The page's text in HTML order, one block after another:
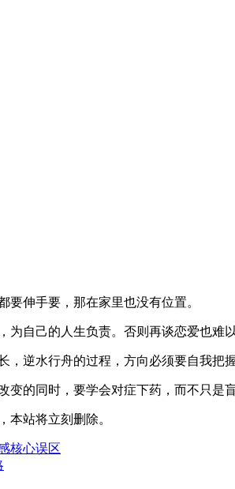
伸手要，那在家里也没有位置。
为自己的人生负责。否则再谈恋爱也难
，逆水行舟的过程，方向必须要自我把
变的同时，要学会对症下药，而不只是
本站将立刻删除。
核心误区